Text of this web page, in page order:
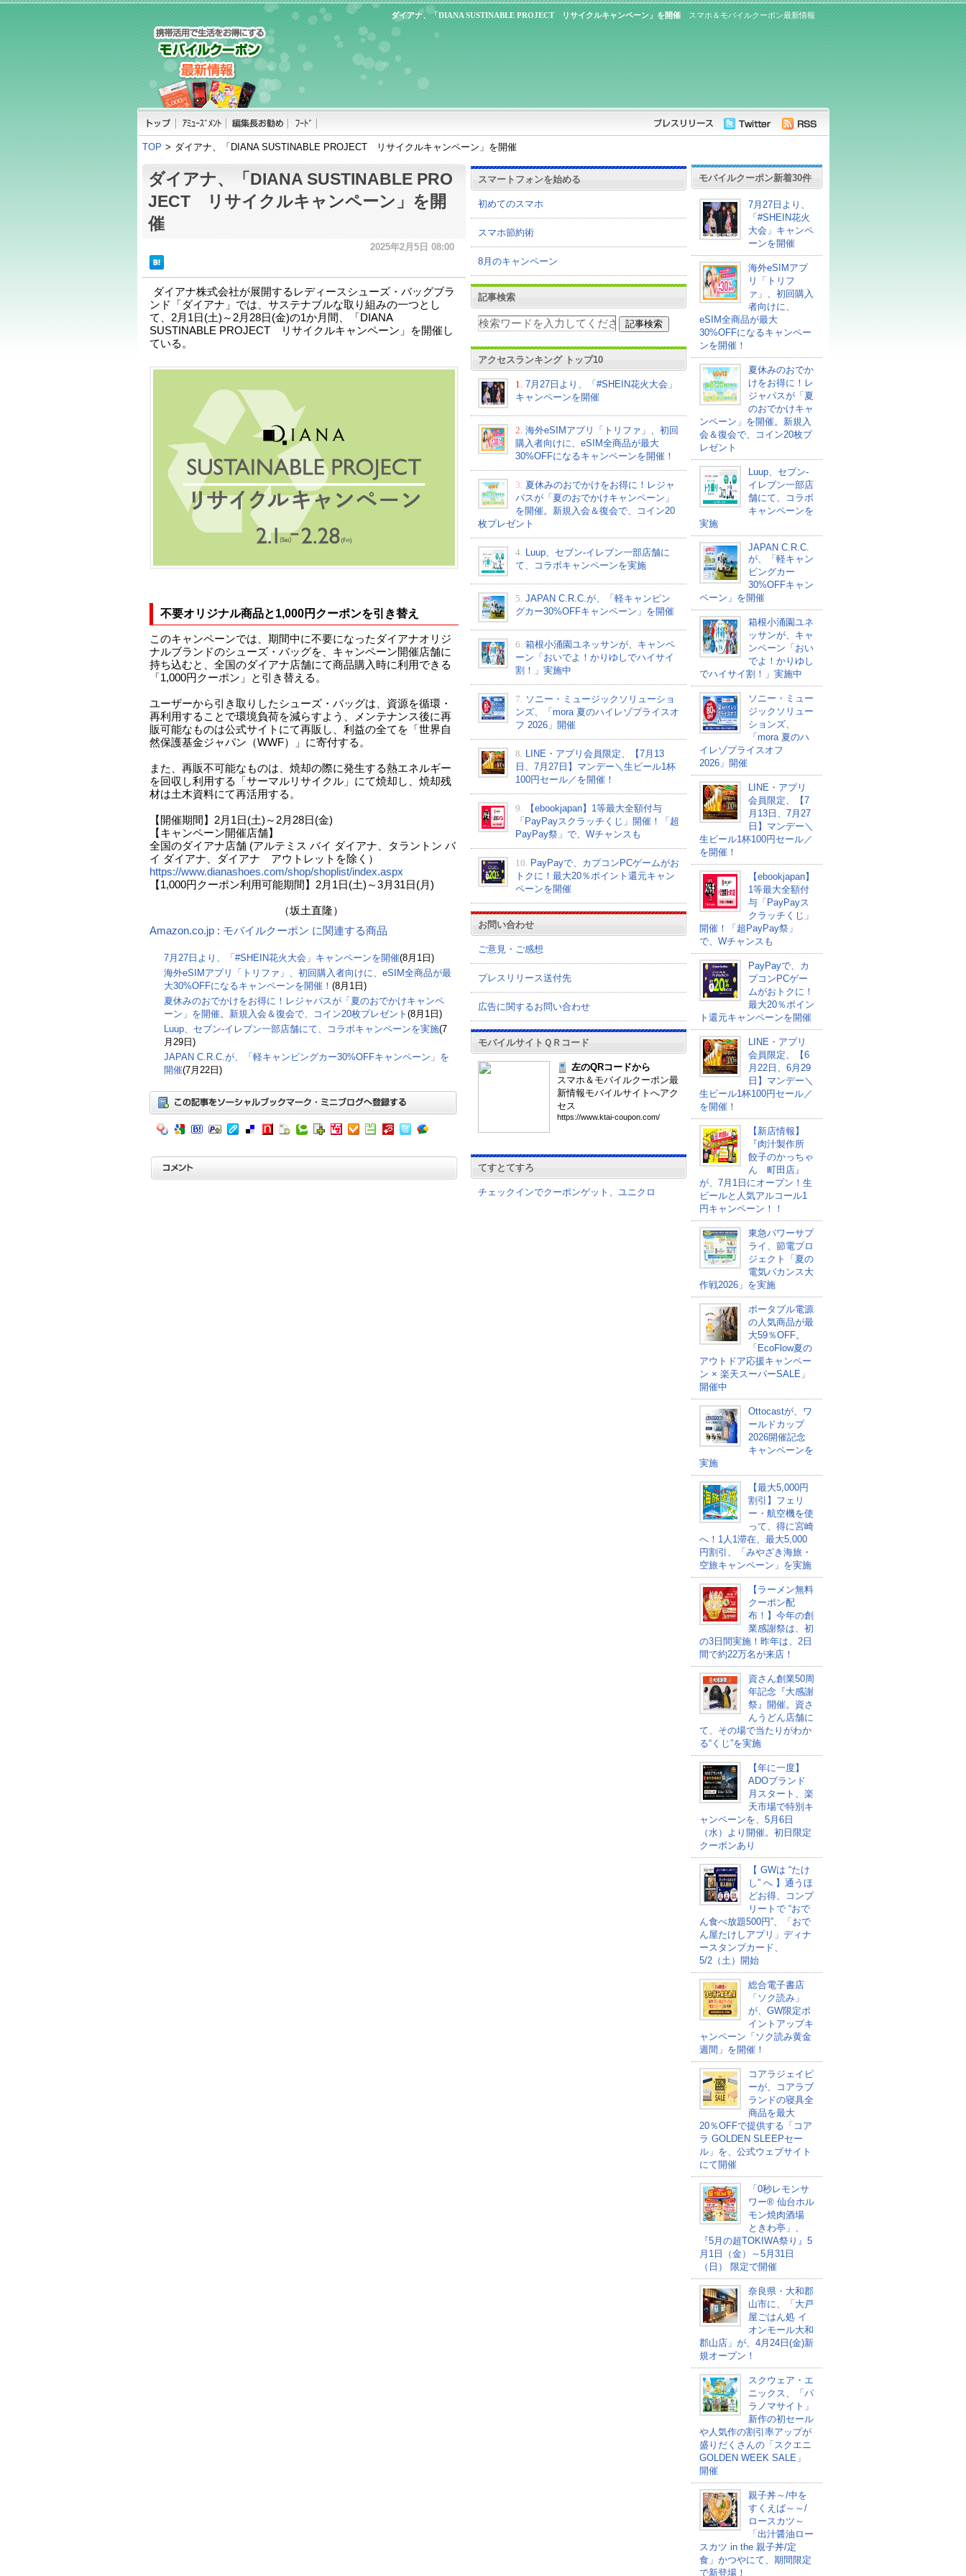
スマホ＆モバイルクーポン最新情報
ダイアナ、「DIANA SUSTINABLE PROJECT リサイクルキャンペーン」を開催
TOP > ダイアナ、「DIANA SUSTINABLE PROJECT リサイクルキャンペーン」を開催
ダイアナ、「DIANA SUSTINABLE PRO
JECT リサイクルキャンペーン」を開
催
2025年2月5日 08:00
ダイアナ株式会社が展開するレディースシューズ・バッグブラ
ンド「ダイアナ」では、サステナブルな取り組みの一つとし
て、2月1日(土)～2月28日(金)の1か月間、「DIANA
SUSTINABLE PROJECT リサイクルキャンペーン」を開催し
ている。
不要オリジナル商品と1,000円クーポンを引き替え
このキャンペーンでは、期間中に不要になったダイアナオリジ
ナルブランドのシューズ・バッグを、キャンペーン開催店舗に
持ち込むと、全国のダイアナ店舗にて商品購入時に利用できる
「1,000円クーポン」と引き替える。
ユーザーから引き取りしたシューズ・バッグは、資源を循環・
再利用することで環境負荷を減らすよう、メンテナンス後に再
販可能なものは公式サイトにて再販し、利益の全てを「世界自
然保護基金ジャパン（WWF）」に寄付する。
また、再販不可能なものは、焼却の際に発生する熱エネルギー
を回収し利用する「サーマルリサイクル」にて焼却し、焼却残
材は土木資料にて再活用する。
【開催期間】2月1日(土)～2月28日(金)
【キャンペーン開催店舗】
全国のダイアナ店舗 (アルテミス バイ ダイアナ、タラントン バ
イ ダイアナ、ダイアナ アウトレットを除く）
https://www.dianashoes.com/shop/shoplist/index.aspx
【1,000円クーポン利用可能期間】2月1日(土)～3月31日(月)
（坂土直隆）
Amazon.co.jp : モバイルクーポン に関連する商品
7月27日より、「#SHEIN花火大会」キャンペーンを開催(8月1日)
海外eSIMアプリ「トリファ」、初回購入者向けに、eSIM全商品が最
大30%OFFになるキャンペーンを開催！ (8月1日)
夏休みのおでかけをお得に！レジャパスが「夏のおでかけキャンペ
ーン」を開催。新規入会＆復会で、コイン20枚プレゼント (8月1日)
Luup、セブン‐イレブン一部店舗にて、コラボキャンペーンを実施(7
月29日)
JAPAN C.R.C.が、「軽キャンピングカー30%OFFキャンペーン」を
開催(7月22日)
スマートフォンを始める
初めてのスマホ
スマホ節約術
8月のキャンペーン
記事検索
アクセスランキング トップ10
1.
7月27日より、「#SHEIN花火大会」
キャンペーンを開催
2. 海外eSIMアプリ「トリファ」、初回
購入者向けに、eSIM全商品が最大
30%OFFになるキャンペーンを開催！
3. 夏休みのおでかけをお得に！レジャ
パスが「夏のおでかけキャンペーン」
を開催。新規入会＆復会で、コイン20
枚プレゼント
4. Luup、セブン‐イレブン一部店舗に
て、コラボキャンペーンを実施
5. JAPAN C.R.C.が、「軽キャンピン
グカー30%OFFキャンペーン」を開催
6. 箱根小涌園ユネッサンが、キャンペ
ーン「おいでよ！かりゆしでハイサイ
割！」実施中
7.
ソニー・ミュージックソリューショ
ンズ、「mora 夏のハイレゾプライスオ
フ 2026」開催
8. LINE・アプリ会員限定、【7月13
日、7月27日】マンデー＼生ビール1杯
100円セール／を開催！
9.
【ebookjapan】1等最大全額付与
「PayPayスクラッチくじ」開催！「超
PayPay祭」で、Wチャンスも
10. PayPayで、カプコンPCゲームがお
トクに！最大20％ポイント還元キャン
ペーンを開催
お問い合わせ
ご意見・ご感想
プレスリリース送付先
広告に関するお問い合わせ
モバイルサイトＱＲコード
左のQRコードから
スマホ＆モバイルクーポン最
新情報モバイルサイトへアク
セス
https://www.ktai-coupon. com/
てすとてすろ
チェックインでクーポンゲット、ユニクロ
モバイルクーポン新着30件
7月27日より、
「#SHEIN花火
大会」キャンペ
ーンを開催
海外eSIMアプ
リ「トリフ
ァ」、初回購入
者向けに、
eSIM全商品が最大
30%OFFになるキャンペー
ンを開催！
夏休みのおでか
けをお得に！レ
ジャパスが「夏
のおでかけキャ
ンペーン」を開催。新規入
会＆復会で、コイン20枚プ
レゼント
Luup、セブン‐
イレブン一部店
舗にて、コラボ
キャンペーンを
実施
JAPAN C.R.C.
が、「軽キャン
ピングカー
30%OFFキャン
ペーン」を開催
箱根小涌園ユネ
ッサンが、キャ
ンペーン「おい
でよ！かりゆし
でハイサイ割！」実施中
ソニー・ミュー
ジックソリュー
ションズ、
「mora 夏のハ
イレゾプライスオフ
2026」開催
LINE・アプリ
会員限定、【7
月13日、7月27
日】マンデー＼
生ビール1杯100円セール／
を開催！
【ebookjapan】
1等最大全額付
与「PayPayス
クラッチくじ」
開催！「超PayPay祭」
で、Wチャンスも
PayPayで、カ
プコンPCゲー
ムがおトクに！
最大20％ポイン
ト還元キャンペーンを開催
LINE・アプリ
会員限定、【6
月22日、6月29
日】マンデー＼
生ビール1杯100円セール／
を開催！
【新店情報】
『肉汁製作所
餃子のかっちゃ
ん 町田店』
が、7月1日にオープン！生
ビールと人気アルコール1
円キャンペーン！！
東急パワーサプ
ライ、節電プロ
ジェクト「夏の
電気バカンス大
作戦2026」を実施
ポータブル電源
の人気商品が最
大59％OFF。
「EcoFlow夏の
アウトドア応援キャンペー
ン × 楽天スーパーSALE」
開催中
Ottocastが、ワ
ールドカップ
2026開催記念
キャンペーンを
実施
【最大5,000円
割引】フェリ
ー・航空機を使
って、得に宮崎
へ！1人1滞在、最大5,000
円割引、「みやざき海旅・
空旅キャンペーン」を実施
【ラーメン無料
クーポン配
布！】今年の創
業感謝祭は、初
の3日間実施！昨年は、2日
間で約22万名が来店！
資さん創業50周
年記念『大感謝
祭』開催。資さ
んうどん店舗に
て、その場で当たりがわか
る“くじ”を実施
【年に一度】
ADOブランド
月スタート、楽
天市場で特別キ
ャンペーンを、5月6日
（水）より開催。初日限定
クーポンあり
【 GWは “たけ
し” へ 】通うほ
どお得、コンプ
リートで “おで
ん食べ放題500円”、「おで
ん屋たけしアプリ」ディナ
ースタンプカード、
5/2（土）開始
総合電子書店
「ソク読み」
が、GW限定ポ
イントアップキ
ャンペーン「ソク読み黄金
週間」を開催！
コアラジェイピ
ーが、コアラブ
ランドの寝具全
商品を最大
20％OFFで提供する「コア
ラ GOLDEN SLEEPセー
ル」を、公式ウェブサイト
にて開催
「0秒レモンサ
ワー® 仙台ホル
モン焼肉酒場
ときわ亭」、
『5月の超TOKIWA祭り』5
月1日（金）～5月31日
（日） 限定で開催
奈良県・大和郡
山市に、「大戸
屋ごはん処 イ
オンモール大和
郡山店」が、4月24日(金)新
規オープン！
スクウェア・エ
ニックス、「パ
ラノマサイト」
新作の初セール
や人気作の割引率アップが
盛りだくさんの「スクエニ
GOLDEN WEEK SALE」
開催
親子丼～/中を
すくえば～～/
ロースカツ～
「出汁醤油ロー
スカツ in the 親子丼/定
食」かつやにて、期間限定
で新登場！